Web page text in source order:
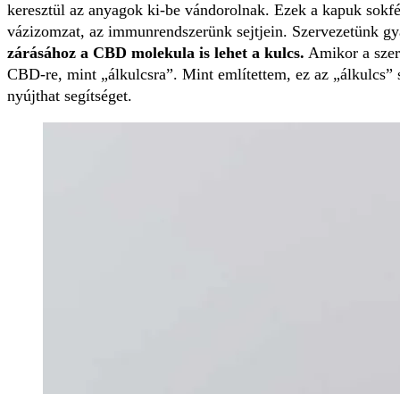
keresztül az anyagok ki-be vándorolnak. Ezek a kapuk
vázizomzat, az immunrendszerünk sejtjein. Szervezetünk
zárásához a CBD molekula is lehet a kulcs. Amikor a
CBD-re, mint „álkulcsra”. Mint említettem, ez az
nyújthat segítséget.